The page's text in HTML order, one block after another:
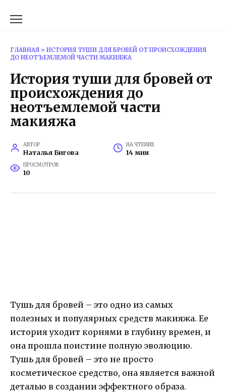
ГЛАВНАЯ » ИСТОРИЯ ТУШИ ДЛЯ БРОВЕЙ ОТ ПРОИСХОЖДЕНИЯ
ДО НЕОТЪЕМЛЕМОЙ ЧАСТИ МАКИЯЖА
История туши для бровей от
происхождения до
неотъемлемой части
макияжа
АВТОР
Наталья Бигова
НА ЧТЕНИЕ
14 мин
ПРОСМОТРОВ
10
Тушь для бровей – это одно из самых
полезных и популярных средств макияжа. Ее
история уходит корнями в глубину времен, и
она прошла поистине полную эволюцию.
Тушь для бровей – это не просто
косметическое средство, она является важной
деталью в создании эффектного образа.